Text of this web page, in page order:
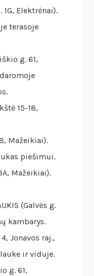
1G, Elektrėnai).
terasoje
g. 61,
15-18,
Mažeikiai).
piešimui.
Mažeikiai).
(Galvės g.
kambarys.
4, Jonavos raj.,
ir viduje.
g. 61,